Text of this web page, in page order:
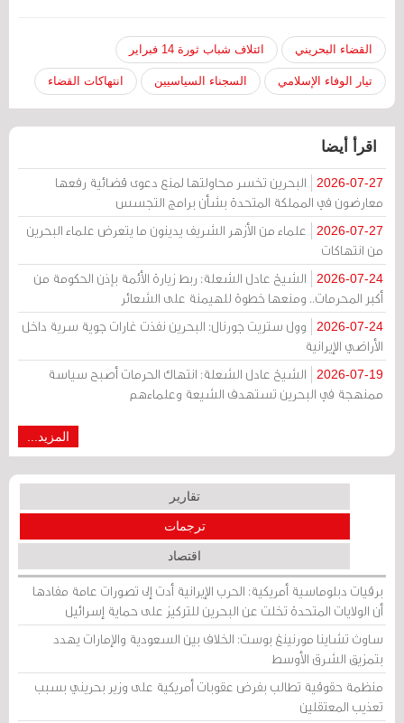
القضاء البحريني ائتلاف شباب ثورة 14 فبراير
تيار الوفاء الإسلامي السجناء السياسيين انتهاكات القضاء
اقرأ أيضا
2026-07-27
البحرين تخسر محاولتها لمنع دعوى قضائية رفعها
معارضون في المملكة المتحدة بشأن برامج التجسس
2026-07-27
علماء من الأزهر الشريف يدينون ما يتعرض علماء البحرين
من انتهاكات
2026-07-24
الشيخ عادل الشعلة: ربط زيارة الأئمة بإذن الحكومة من
أكبر المحرمات.. ومنعها خطوة للهيمنة على الشعائر
2026-07-24
وول ستريت جورنال: البحرين نفذت غارات جوية سرية داخل
الأراضي الإيرانية
2026-07-19
الشيخ عادل الشعلة: انتهاك الحرمات أصبح سياسة
ممنهجة في البحرين تستهدف الشيعة وعلماءهم
المزيد...
تقارير
ترجمات
اقتصاد
برقيات دبلوماسية أمريكية: الحرب الإيرانية أدت إلى تصورات عامة مفادها
أن الولايات المتحدة تخلت عن البحرين للتركيز على حماية إسرائيل
ساوث تشاينا مورنينغ بوست: الخلاف بين السعودية والإمارات يهدد
بتمزيق الشرق الأوسط
منظمة حقوقية تطالب بفرض عقوبات أمريكية على وزير بحريني بسبب
تعذيب المعتقلين